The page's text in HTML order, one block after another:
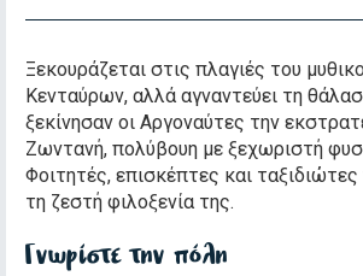
Ξεκουράζεται στις πλαγιές του
Κενταύρων, αλλά αγναντεύει τη
ξεκίνησαν οι Αργοναύτες την
Ζωντανή, πολύβουη με ξεχωριστή
Φοιτητές, επισκέπτες και
τη ζεστή φιλοξενία της.
Γνωρίστε την πόλη